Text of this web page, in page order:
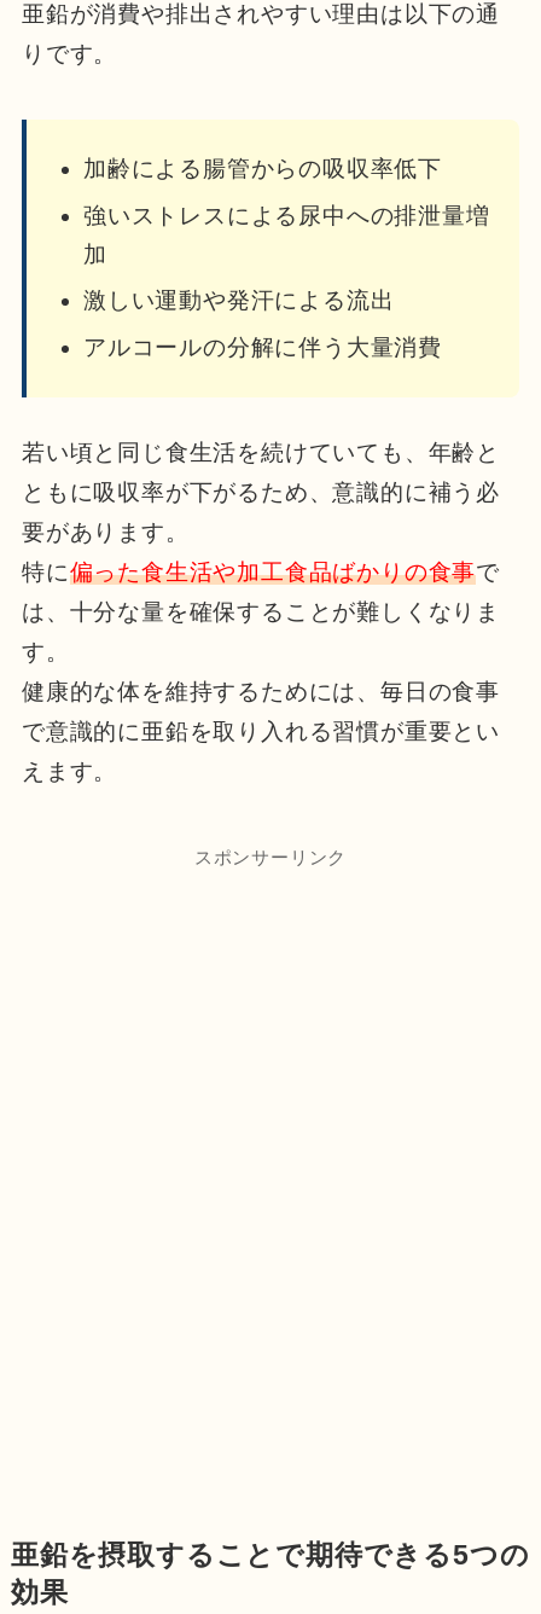
亜鉛が消費や排出されやすい理由は以下の通
りです。
加齢による腸管からの吸収率低下
強いストレスによる尿中への排泄量増
加
激しい運動や発汗による流出
アルコールの分解に伴う大量消費
若い頃と同じ食生活を続けていても、年齢と
ともに吸収率が下がるため、意識的に補う必
要があります。
特に偏った食生活や加工食品ばかりの食事で
は、十分な量を確保することが難しくなりま
す。
健康的な体を維持するためには、毎日の食事
で意識的に亜鉛を取り入れる習慣が重要とい
えます。
スポンサーリンク
亜鉛を摂取することで期待できる5つの
効果